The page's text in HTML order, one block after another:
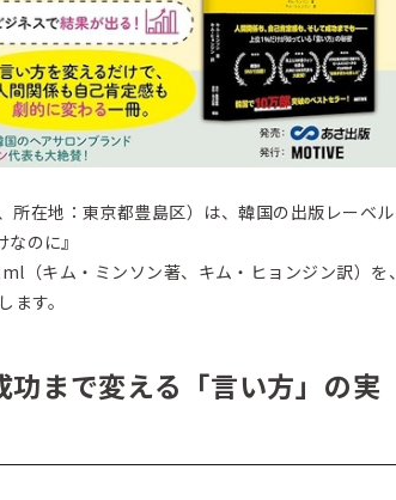
所在地：東京都豊島区）は、韓国の出版レーベル
のに』
（キム・ミンソン著、キム・ヒョンジン訳）を、
す。
まで変える「言い方」の実